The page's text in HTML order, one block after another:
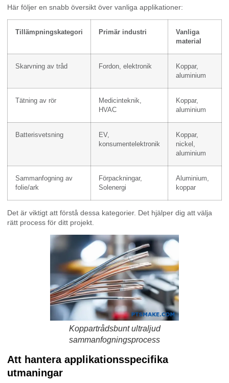
Här följer en snabb översikt över vanliga applikationer:
Tillämpningskategori Primär industri
Vanliga
material
Skarvning av tråd Fordon, elektronik
Koppar,
aluminium
Tätning av rör
Medicinteknik,
HVAC
Koppar,
aluminium
Batterisvetsning
EV,
konsumentelektronik
Koppar,
nickel,
aluminium
Sammanfogning av
folie/ark
Förpackningar,
Solenergi
Aluminium,
koppar
Det är viktigt att förstå dessa kategorier. Det hjälper dig att välja
rätt process för ditt projekt.
Koppartrådsbunt ultraljud
sammanfogningsprocess
Att hantera applikationsspecifika
utmaningar